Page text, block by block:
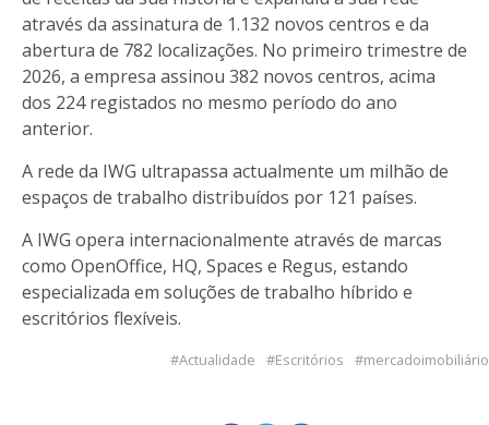
através da assinatura de 1.132 novos centros e da
abertura de 782 localizações. No primeiro trimestre de
2026, a empresa assinou 382 novos centros, acima
dos 224 registados no mesmo período do ano
anterior.
A rede da IWG ultrapassa actualmente um milhão de
espaços de trabalho distribuídos por 121 países.
A IWG opera internacionalmente através de marcas
como OpenOffice, HQ, Spaces e Regus, estando
especializada em soluções de trabalho híbrido e
escritórios flexíveis.
Actualidade Escritórios mercadoimobiliário